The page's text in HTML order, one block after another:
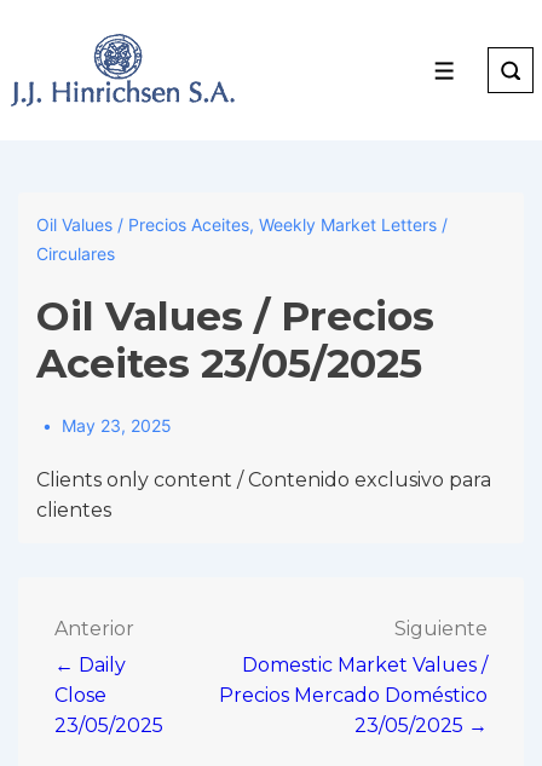
Main
Menu
Oil Values / Precios Aceites, Weekly Market Letters /
Circulares
Oil Values / Precios
Aceites 23/05/2025
May 23, 2025
Clients only content / Contenido exclusivo para
clientes
Navegación
de
entradas
Anterior
← Daily
Close
23/05/2025
Siguiente
Domestic Market Values /
Precios Mercado Doméstico
23/05/2025 →